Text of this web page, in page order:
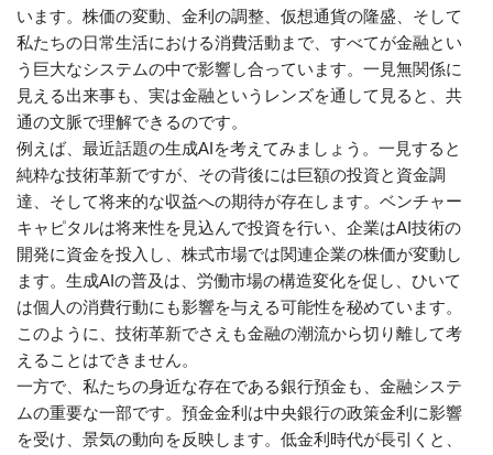
います。株価の変動、金利の調整、仮想通貨の隆盛、そして
私たちの日常生活における消費活動まで、すべてが金融とい
う巨大なシステムの中で影響し合っています。一見無関係に
見える出来事も、実は金融というレンズを通して見ると、共
通の文脈で理解できるのです。
例えば、最近話題の生成AIを考えてみましょう。一見すると
純粋な技術革新ですが、その背後には巨額の投資と資金調
達、そして将来的な収益への期待が存在します。ベンチャー
キャピタルは将来性を見込んで投資を行い、企業はAI技術の
開発に資金を投入し、株式市場では関連企業の株価が変動し
ます。生成AIの普及は、労働市場の構造変化を促し、ひいて
は個人の消費行動にも影響を与える可能性を秘めています。
このように、技術革新でさえも金融の潮流から切り離して考
えることはできません。
一方で、私たちの身近な存在である銀行預金も、金融システ
ムの重要な一部です。預金金利は中央銀行の政策金利に影響
を受け、景気の動向を反映します。低金利時代が長引くと、